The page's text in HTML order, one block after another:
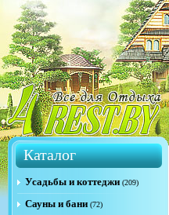
Каталог
Усадьбы и коттеджи (209)
Сауны и бани (72)